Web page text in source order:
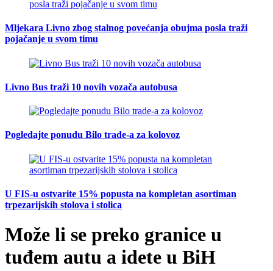
Mljekara Livno zbog stalnog povećanja obujma posla traži
pojačanje u svom timu
Livno Bus traži 10 novih vozača autobusa
Pogledajte ponudu Bilo trade-a za kolovoz
U FIS-u ostvarite 15% popusta na kompletan asortiman
trpezarijskih stolova i stolica
Može li se preko granice u
tuđem autu a idete u BiH